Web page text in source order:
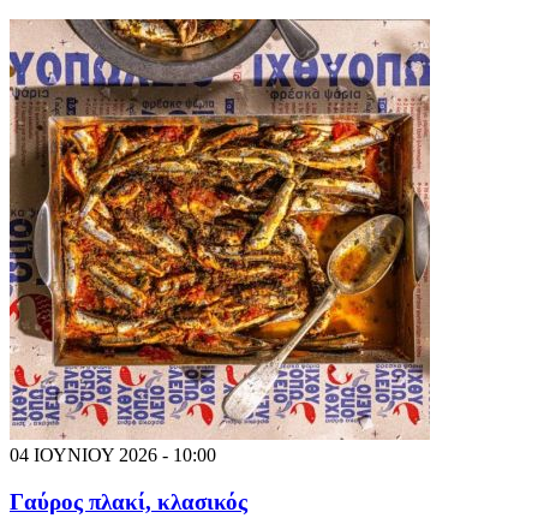
04 ΙΟΥΝΙΟΥ 2026 - 10:00
Γαύρος πλακί, κλασικός